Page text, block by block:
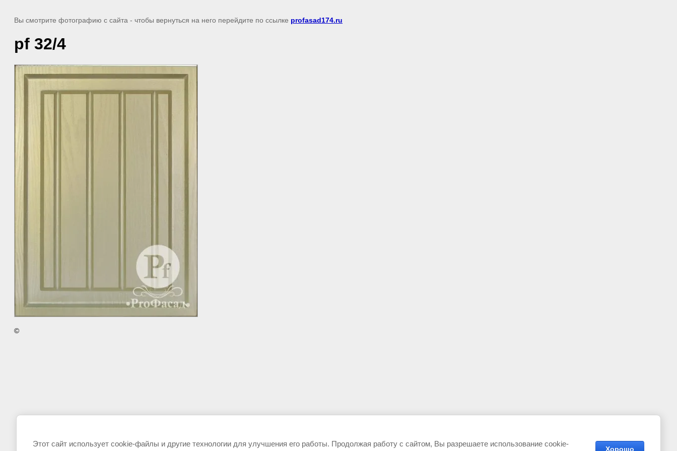
Вы смотрите фотографию с сайта - чтобы вернуться на него перейдите по ссылке profasad174.ru
pf 32/4
©
Этот сайт использует cookie-файлы и другие технологии для улучшения его работы. Продолжая работу с сайтом, Вы разрешаете использование cookie-
Хорошо